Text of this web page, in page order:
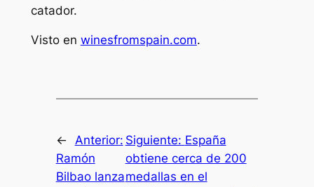
catador.
Visto en winesfromspain.com.
← Anterior:
Ramón
Bilbao lanza
Siguiente: España
obtiene cerca de 200
medallas en el